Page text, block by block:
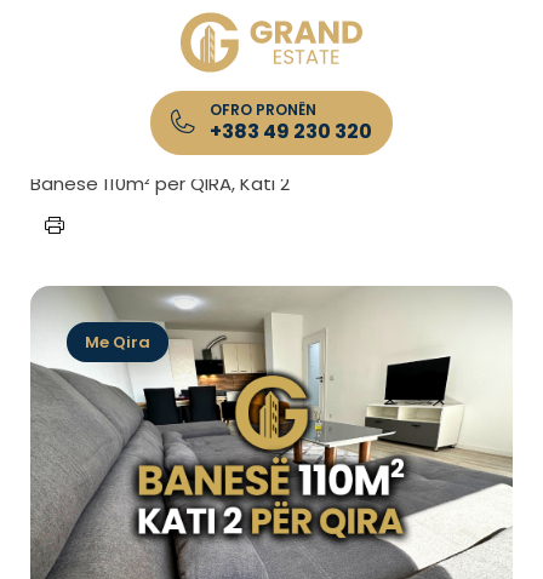
OFRO PRONËN
+383 49 230 320
Lista e Pronave/
Banesë 110m² për QIRA, Kati 2
Me Qira